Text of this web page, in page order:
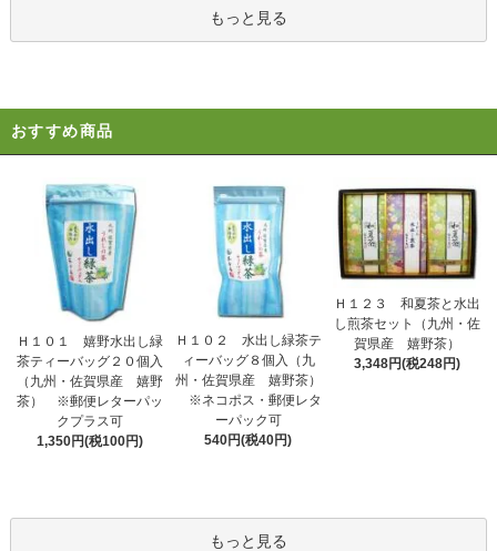
もっと見る
おすすめ商品
Ｈ１０１ 嬉野水出し緑
茶ティーバッグ２０個入
（九州・佐賀県産 嬉野
茶） ※郵便レターパッ
クプラス可
1,350円(税100円)
Ｈ１０２ 水出し緑茶テ
ィーバッグ８個入（九
州・佐賀県産 嬉野茶）
※ネコポス・郵便レタ
ーパック可
540円(税40円)
Ｈ１２３ 和夏茶と水出
し煎茶セット（九州・佐
賀県産 嬉野茶）
3,348円(税248円)
もっと見る